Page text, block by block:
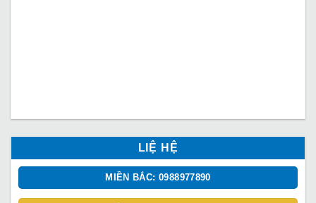
LIỆ HỆ
MIỀN BẮC: 0988977890